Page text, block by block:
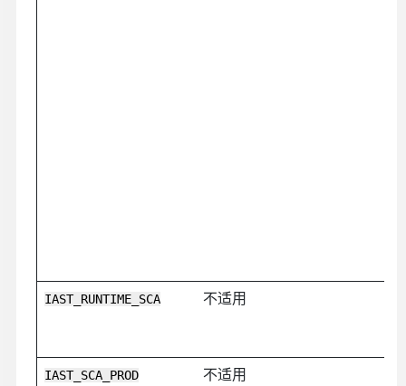
IAST_RUNTIME_SCA 不适用
IAST_SCA_PROD 不适用